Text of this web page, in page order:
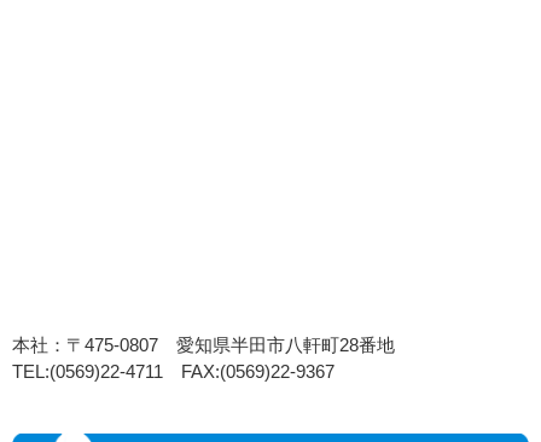
本社：〒475-0807 愛知県半田市八軒町28番地
TEL:(0569)22-4711 FAX:(0569)22-9367